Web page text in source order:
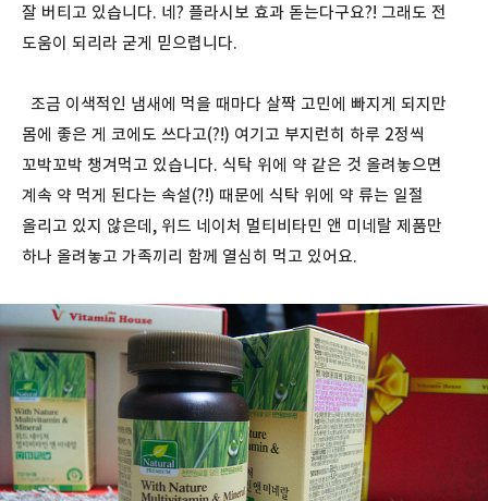
잘 버티고 있습니다. 네? 플라시보 효과 돋는다구요?! 그래도 전
도움이 되리라 굳게 믿으렵니다.
조금 이색적인 냄새에 먹을 때마다 살짝 고민에 빠지게 되지만
몸에 좋은 게 코에도 쓰다고(?!) 여기고 부지런히 하루 2정씩
꼬박꼬박 챙겨먹고 있습니다. 식탁 위에 약 같은 것 올려놓으면
계속 약 먹게 된다는 속설(?!) 때문에 식탁 위에 약 류는 일절
올리고 있지 않은데, 위드 네이처 멀티비타민 앤 미네랄 제품만
하나 올려놓고 가족끼리 함께 열심히 먹고 있어요.